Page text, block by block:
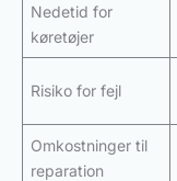
Nedetid for
køretøjer
Risiko for fejl
Omkostninger til
reparation